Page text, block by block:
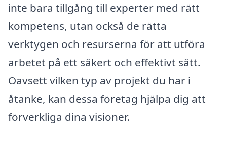
inte bara tillgång till experter med rätt
kompetens, utan också de rätta
verktygen och resurserna för att utföra
arbetet på ett säkert och effektivt sätt.
Oavsett vilken typ av projekt du har i
åtanke, kan dessa företag hjälpa dig att
förverkliga dina visioner.